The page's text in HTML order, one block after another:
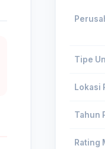
Tipe
Lokasi
Tahun
Rating